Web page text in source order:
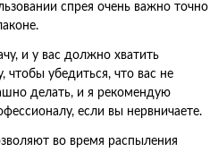
спрея очень важно точно
и у вас должно хватить
убедиться, что вас не
делать, и я рекомендую
если вы нервничаете.
во время распыления